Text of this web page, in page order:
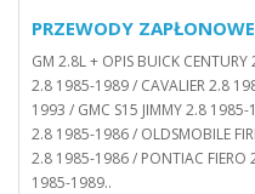
PRZEWODY ZAPŁONOWE
GM 2.8L + OPIS BUICK
2.8 1985-1989 / CAVALIER 2.8
1993 / GMC S15 JIMMY 2.8 1985-
2.8 1985-1986 / OLDSMOBILE
2.8 1985-1986 / PONTIAC FIERO
1985-1989..